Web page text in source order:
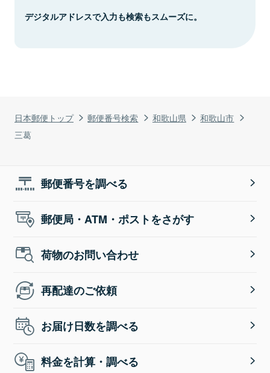
日本郵便トップ 郵便番号検索 和歌山県
和歌山市
三葛
デジタルアドレスで入力も検索もスムーズに。
郵便番号を調べる
郵便局・ATM・ポストをさがす
荷物のお問い合わせ
再配達のご依頼
お届け日数を調べる
料金を計算・調べる